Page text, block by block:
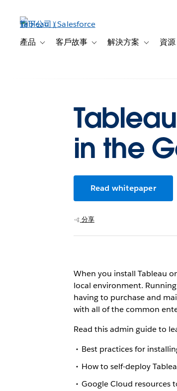
產品 Toggle sub-navigation for 產品
客戶故事 Toggle sub-navigation for 客
解決方案 Toggle資源
in the
Read whitepaper
分享
When you install Tableau
local environment.
having to purchase and
with all of the common
Read this admin guide to
Best practices for
How to self-deploy
Google Cloud resources